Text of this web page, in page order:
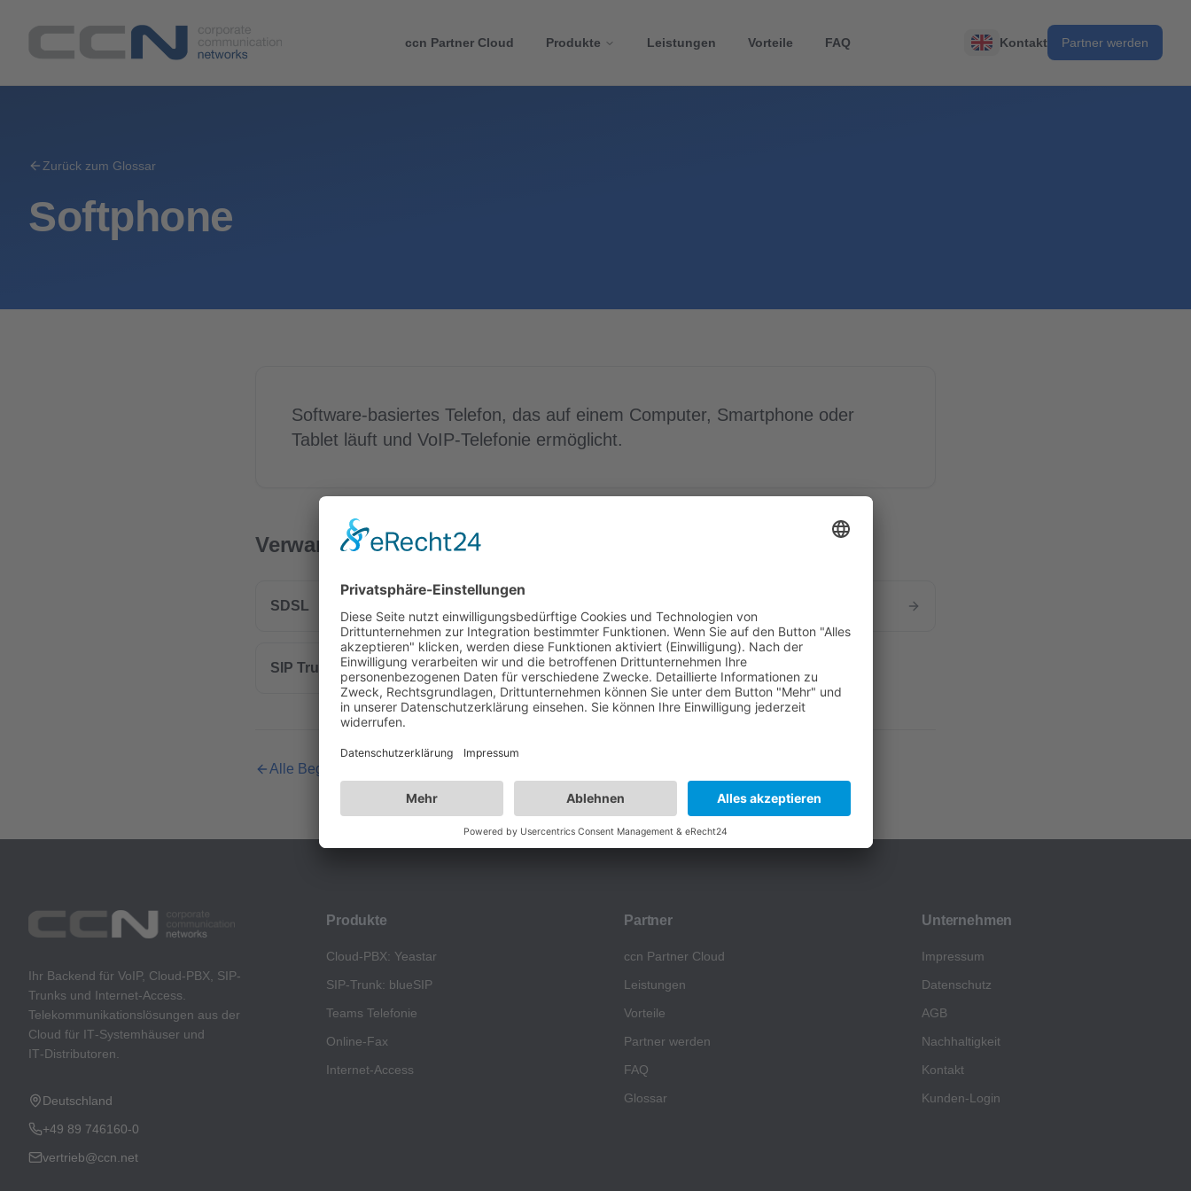
ccn Partner Cloud Produkte Leistungen Vorteile FAQ Kontakt Partner werden
Zurück zum Glossar
Softphone
Software-basiertes Telefon, das auf einem Computer, Smartphone oder
Tablet läuft und VoIP-Telefonie ermöglicht.
Verwandte Begriffe
SDSL
SIP Trunk
Alle Begriffe im Glossar
Ihr Backend für VoIP, Cloud-PBX, SIP-
Trunks und Internet-Access.
Telekommunikationslösungen aus der
Cloud für IT‑Systemhäuser und
IT‑Distributoren.
Deutschland
+49 89 746160-0
vertrieb@ccn.net
Produkte
Cloud-PBX: Yeastar
SIP-Trunk: blueSIP
Teams Telefonie
Online-Fax
Internet-Access
Partner
ccn Partner Cloud
Leistungen
Vorteile
Partner werden
FAQ
Glossar
Unternehmen
Impressum
Datenschutz
AGB
Nachhaltigkeit
Kontakt
Kunden-Login